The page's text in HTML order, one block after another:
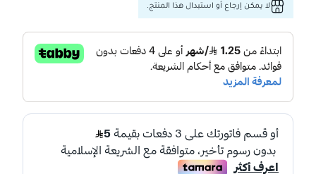
لا يمكن إرجاع أو استبدال هذا المنتج.